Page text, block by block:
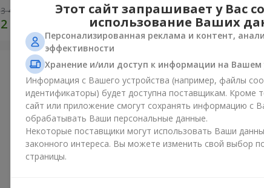
3 465 грн Заказать 2 699 грн
Этот сайт запрашивает у Вас
использование Ваших
Персонализированная реклама и контент,
эффективности
Хранение и/или доступ к информации на Вашем
Информация с Вашего устройства (например, файлы
идентификаторы) будет доступна поставщикам. Кроме
сайт или приложение смогут сохранять информацию с
обрабатывать Ваши персональные данные.
Некоторые поставщики могут использовать Ваши
законного интереса. Вы можете изменить свой выбор
страницы.